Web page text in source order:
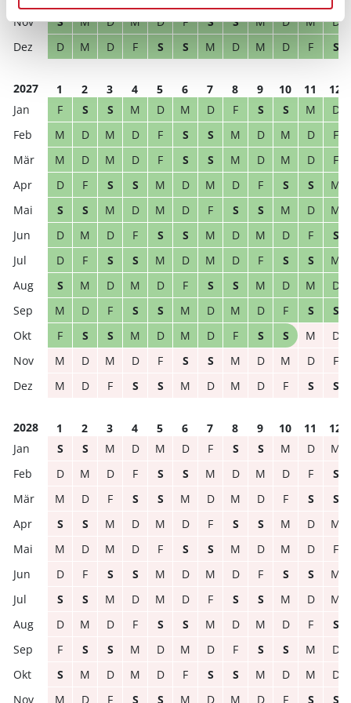
S
M D M D F S S M D M
D
D
M D F S S M D M D F S
2027 1 2 3 4 5 6 7 8 9 10 11
12
F
S S M D M D F S S M
D
M
D M D F S S M D M D
F
M
D M D F S S M D M D
F
D
F S S M D M D F S S
M
S
S M D M D F S S M D
M
D
M D F S S M D M D F
S
D
F S S M D M D F S S
M
S
M D M D F S S M D M
D
M
D F S S M D M D F S
S
F
S S M D M D F S S M
D
M
D M D F S S M D M D
F
M
D F S S M D M D F S S
2028 1 2 3 4 5 6 7 8 9 10 11
12
S
S M D M D F S S M D
M
D
M D F S S M D M D F
S
M
D F S S M D M D F S
S
S
S M D M D F S S M D
M
M
D M D F S S M D M D
F
D
F S S M D M D F S S
M
S
S M D M D F S S M D
M
D
M D F S S M D M D F
S
F
S S M D M D F S S M
D
S
M D M D F S S M D M
D
M
D F S S M D M D F S S